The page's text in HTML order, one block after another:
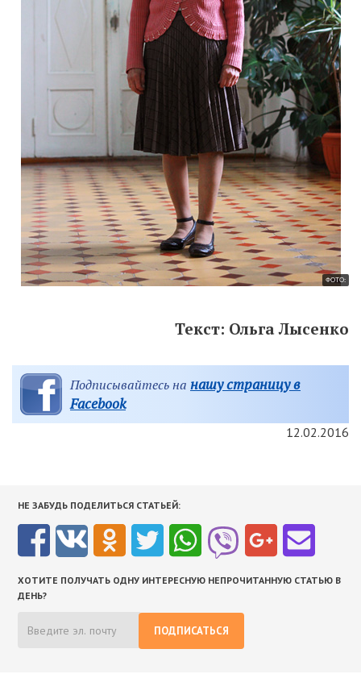
ФОТО:
Текст: Ольга Лысенко
Подписывайтесь на нашу страницу в
Facebook
12.02.2016
НЕ ЗАБУДЬ ПОДЕЛИТЬСЯ СТАТЬЕЙ:
ХОТИТЕ ПОЛУЧАТЬ ОДНУ ИНТЕРЕСНУЮ НЕПРОЧИТАННУЮ СТАТЬЮ В
ДЕНЬ?
ПОДПИСАТЬСЯ